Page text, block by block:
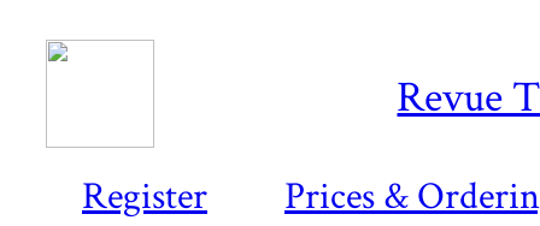
Register
Prices &
Revue